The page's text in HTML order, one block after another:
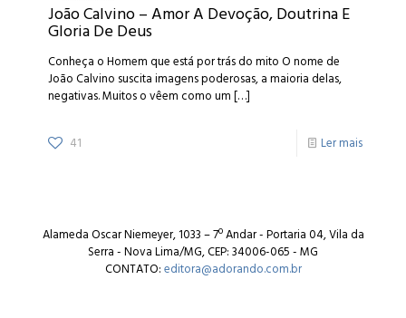
João Calvino – Amor A Devoção, Doutrina E
Gloria De Deus
Conheça o Homem que está por trás do mito O nome de
João Calvino suscita imagens poderosas, a maioria delas,
negativas. Muitos o vêem como um[…]
41 Ler mais
Alameda Oscar Niemeyer, 1033 – 7º Andar - Portaria 04, Vila da
Serra - Nova Lima/MG, CEP: 34006-065 - MG
CONTATO:editora@adorando.com.br